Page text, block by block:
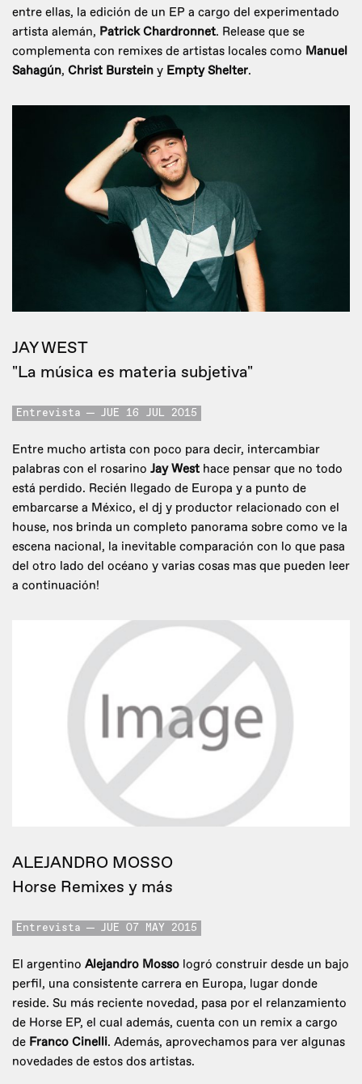
entre ellas, la edición de un EP a cargo del experimentado
artista alemán, Patrick Chardronnet. Release que se
complementa con remixes de artistas locales como Manuel
Sahagún, Christ Burstein y Empty Shelter.
JAY WEST
"La música es materia subjetiva"
Entrevista JUE 16 JUL 2015
Entre mucho artista con poco para decir, intercambiar
palabras con el rosarino Jay West hace pensar que no todo
está perdido. Recién llegado de Europa y a punto de
embarcarse a México, el dj y productor relacionado con el
house, nos brinda un completo panorama sobre como ve la
escena nacional, la inevitable comparación con lo que pasa
del otro lado del océano y varias cosas mas que pueden leer
a continuación!
ALEJANDRO MOSSO
Horse Remixes y más
Entrevista JUE 07 MAY 2015
El argentino Alejandro Mosso logró construir desde un bajo
perfil, una consistente carrera en Europa, lugar donde
reside. Su más reciente novedad, pasa por el relanzamiento
de Horse EP, el cual además, cuenta con un remix a cargo
de Franco Cinelli. Además, aprovechamos para ver algunas
novedades de estos dos artistas.